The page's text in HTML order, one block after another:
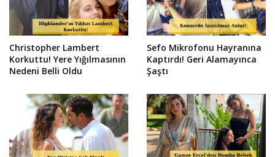
Christopher Lambert
Korkuttu! Yere Yığılmasının
Nedeni Belli Oldu
Sefo Mikrofonu Hayranına
Kaptırdı! Geri Alamayınca
Şaştı